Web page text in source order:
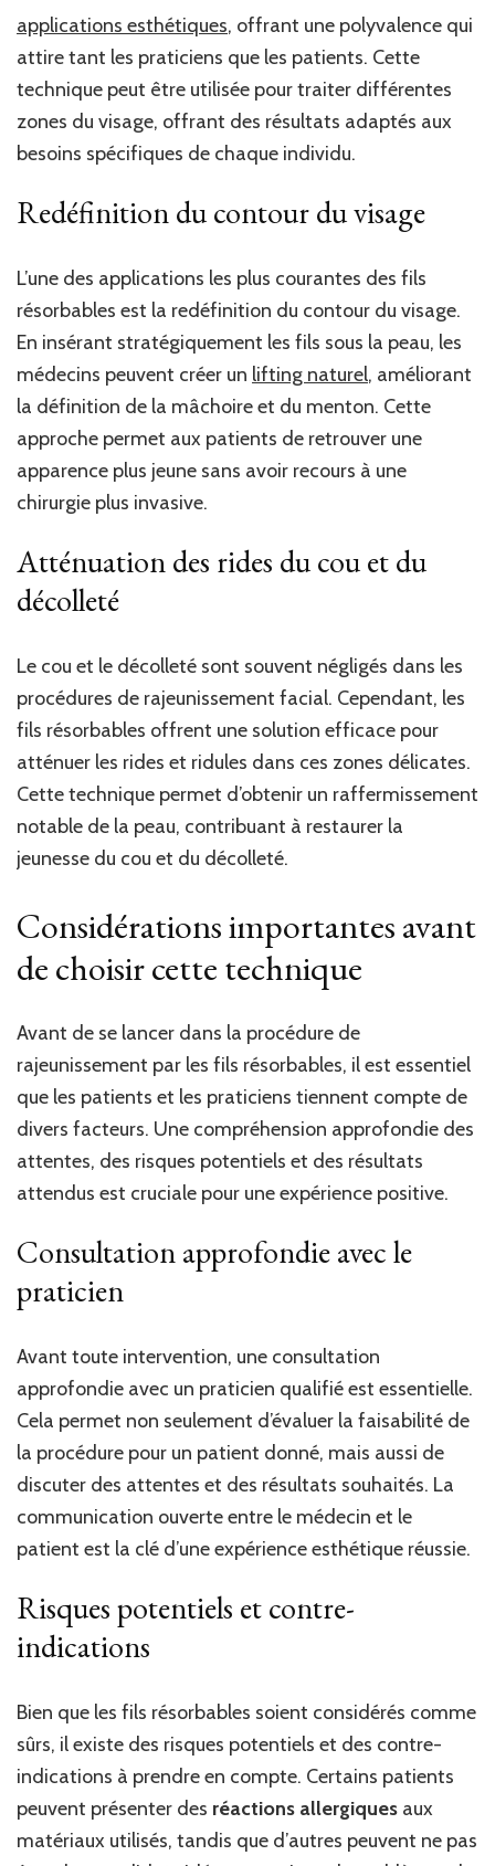
applications esthétiques, offrant une polyvalence qui
attire tant les praticiens que les patients. Cette
technique peut être utilisée pour traiter différentes
zones du visage, offrant des résultats adaptés aux
besoins spécifiques de chaque individu.
Redéfinition du contour du visage
L’une des applications les plus courantes des fils
résorbables est la redéfinition du contour du visage.
En insérant stratégiquement les fils sous la peau, les
médecins peuvent créer un lifting naturel, améliorant
la définition de la mâchoire et du menton. Cette
approche permet aux patients de retrouver une
apparence plus jeune sans avoir recours à une
chirurgie plus invasive.
Atténuation des rides du cou et du
décolleté
Le cou et le décolleté sont souvent négligés dans les
procédures de rajeunissement facial. Cependant, les
fils résorbables offrent une solution efficace pour
atténuer les rides et ridules dans ces zones délicates.
Cette technique permet d’obtenir un raffermissement
notable de la peau, contribuant à restaurer la
jeunesse du cou et du décolleté.
Considérations importantes avant
de choisir cette technique
Avant de se lancer dans la procédure de
rajeunissement par les fils résorbables, il est essentiel
que les patients et les praticiens tiennent compte de
divers facteurs. Une compréhension approfondie des
attentes, des risques potentiels et des résultats
attendus est cruciale pour une expérience positive.
Consultation approfondie avec le
praticien
Avant toute intervention, une consultation
approfondie avec un praticien qualifié est essentielle.
Cela permet non seulement d’évaluer la faisabilité de
la procédure pour un patient donné, mais aussi de
discuter des attentes et des résultats souhaités. La
communication ouverte entre le médecin et le
patient est la clé d’une expérience esthétique réussie.
Risques potentiels et contre-
indications
Bien que les fils résorbables soient considérés comme
sûrs, il existe des risques potentiels et des contre-
indications à prendre en compte. Certains patients
peuvent présenter des réactions allergiques aux
matériaux utilisés, tandis que d’autres peuvent ne pas